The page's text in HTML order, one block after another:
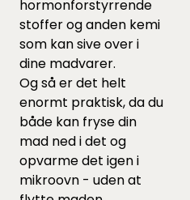
hormonforstyrrende
stoffer og anden kemi
som kan sive over i
dine madvarer.
Og så er det helt
enormt praktisk, da du
både kan fryse din
mad ned i det og
opvarme det igen i
mikroovn - uden at